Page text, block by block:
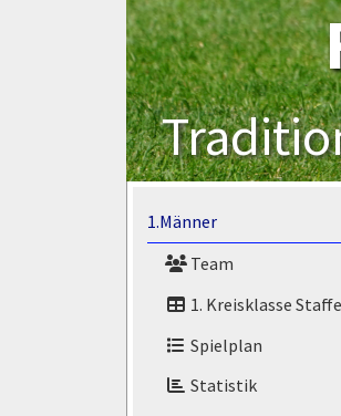
1.Männer
Team
1. Kreisklasse
Spielplan
Statistik